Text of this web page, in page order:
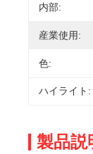
内部:
産業使用:
色:
ハイライト:
製品説